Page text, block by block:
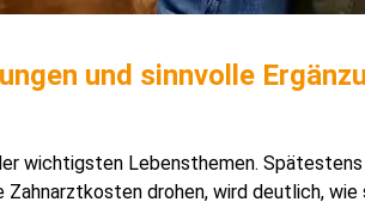
und sinnvolle
wichtigsten Lebensthemen. Spätestens
drohen, wird deutlich,